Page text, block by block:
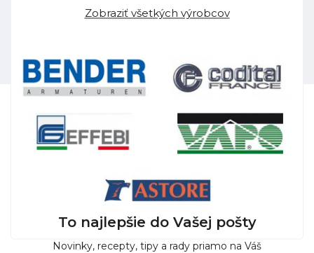
Zobraziť všetkých výrobcov
To najlepšie do Vašej pošty
Novinky, recepty, tipy a rady priamo na Váš